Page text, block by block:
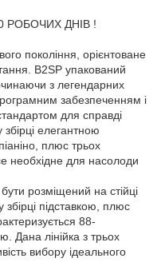
РОБОЧИХ ДНІВ !
покоління, орієнтоване
B2SP упакований
з легендарних
забезпеченням і
для справді
збірці елегантною
плюс трьох
необхідне для насолоди
розміщений на стійці
підставкою, плюс
88-
Дана лінійка з трьох
вибору ідеального